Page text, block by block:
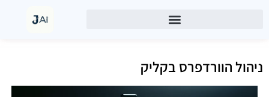
ניהול הוורדפרס בקליק